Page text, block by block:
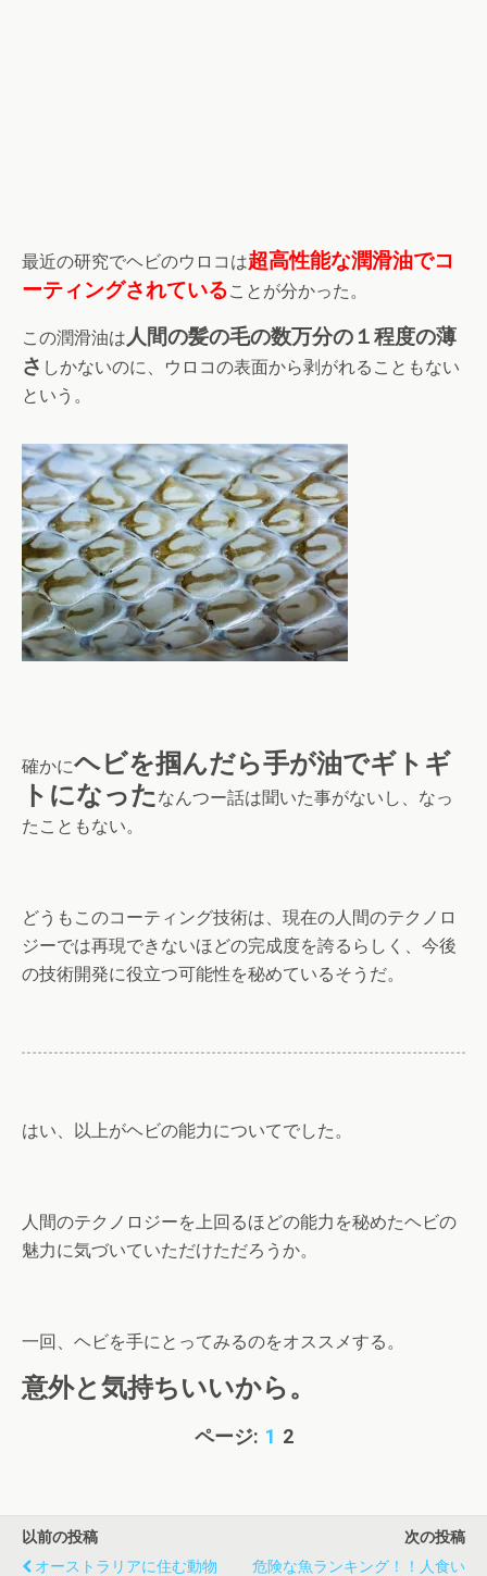
最近の研究でヘビのウロコは超高性能な潤滑油でコ
ーティングされていることが分かった。
この潤滑油は人間の髪の毛の数万分の１程度の薄
さ しかないのに、ウロコの表面から剥がれることもない
という。
確かにヘビを掴んだら手が油でギトギ
トになった なんつー話は聞いた事がないし、なっ
たこともない。
どうもこのコーティング技術は、現在の人間のテクノロ
ジーでは再現できないほどの完成度を誇るらしく、今後
の技術開発に役立つ可能性を秘めているそうだ。
はい、以上がヘビの能力についてでした。
人間のテクノロジーを上回るほどの能力を秘めたヘビの
魅力に気づいていただけただろうか。
一回、ヘビを手にとってみるのをオススメする。
意外と気持ちいいから。
ページ: 1 2
以前の投稿
オーストラリアに住む動物
次の投稿
危険な魚ランキング！！人食い